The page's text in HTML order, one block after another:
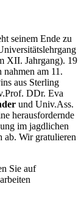
seinem Ende zu
XII. Jahrgang). 19
am 11.
aus Sterling
DDr. Eva
und Univ.Ass.
herausfordernde
im jagdlichen
ab. Wir gratulieren
Sie auf